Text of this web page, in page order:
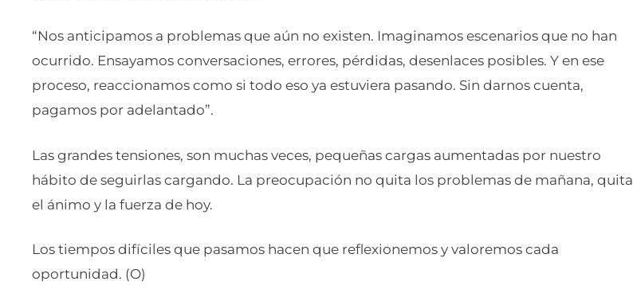
“Nos anticipamos a problemas que aún no existen. Imaginamos escenarios que no han
ocurrido. Ensayamos conversaciones, errores, pérdidas, desenlaces posibles. Y en ese
proceso, reaccionamos como si todo eso ya estuviera pasando. Sin darnos cuenta,
pagamos por adelantado”.
Las grandes tensiones, son muchas veces, pequeñas cargas aumentadas por nuestro
hábito de seguirlas cargando. La preocupación no quita los problemas de mañana, quita
el ánimo y la fuerza de hoy.
Los tiempos difíciles que pasamos hacen que reflexionemos y valoremos cada
oportunidad. (O)